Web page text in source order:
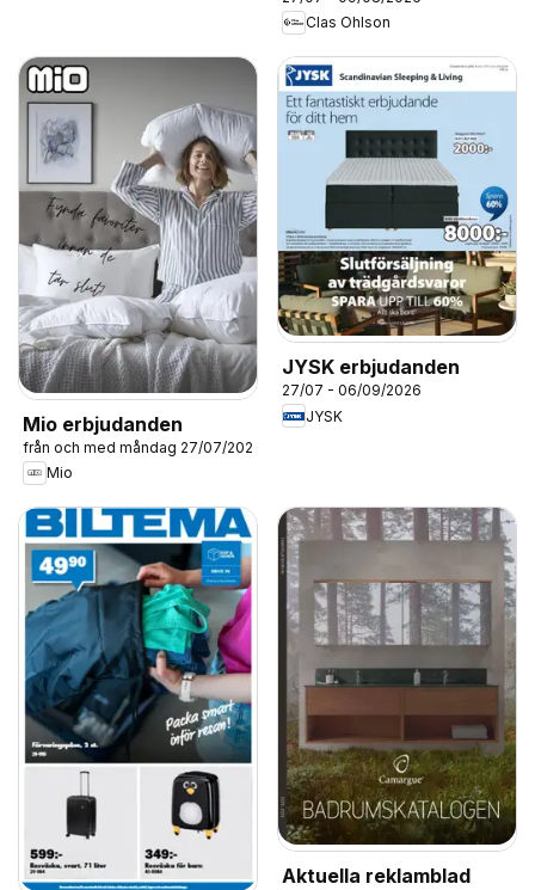
Clas Ohlson
Mio erbjudanden
från och med måndag 27/07/2026
Mio
JYSK erbjudanden
27/07 - 06/09/2026
JYSK
Aktuella reklamblad